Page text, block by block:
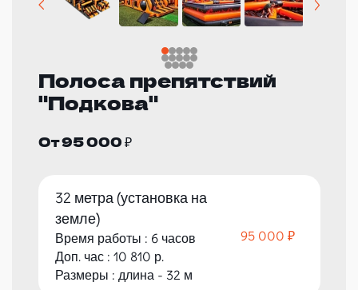
Полоса препятствий
"Подкова"
От 95 000 ₽
32 метра (установка на
земле)
Время работы : 6 часов
Доп. час : 10 810 р.
Размеры : длина - 32 м
95 000 ₽